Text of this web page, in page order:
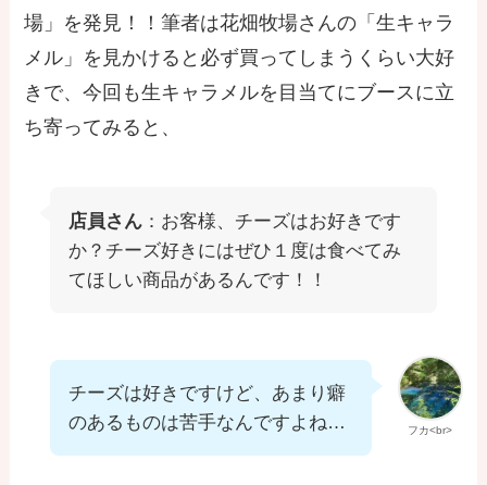
場」を発見！！筆者は花畑牧場さんの「生キャラ
メル」を見かけると必ず買ってしまうくらい大好
きで、今回も生キャラメルを目当てにブースに立
ち寄ってみると、
店員さん ：お客様、チーズはお好きです
か？チーズ好きにはぜひ１度は食べてみ
てほしい商品があるんです！！
フカ<br>
チーズは好きですけど、あまり癖
のあるものは苦手なんですよね…